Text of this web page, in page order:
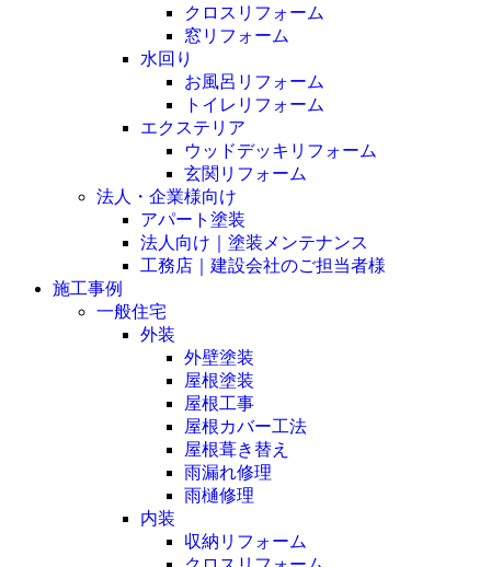
クロスリフォーム
窓リフォーム
水回り
お風呂リフォーム
トイレリフォーム
エクステリア
ウッドデッキリフォーム
玄関リフォーム
法人・企業様向け
アパート塗装
法人向け｜塗装メンテナンス
工務店｜建設会社のご担当者様
施工事例
一般住宅
外装
外壁塗装
屋根塗装
屋根工事
屋根カバー工法
屋根葺き替え
雨漏れ修理
雨樋修理
内装
収納リフォーム